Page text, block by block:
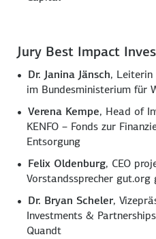
Jury Best Impact
Dr. Janina Jänsch,
im Bundesministerium für
Verena Kempe, Head of
KENFO – Fonds zur
Entsorgung
Felix Oldenburg, CEO
Vorstandssprecher gut.org
Dr. Bryan Scheler,
Investments &
Quandt